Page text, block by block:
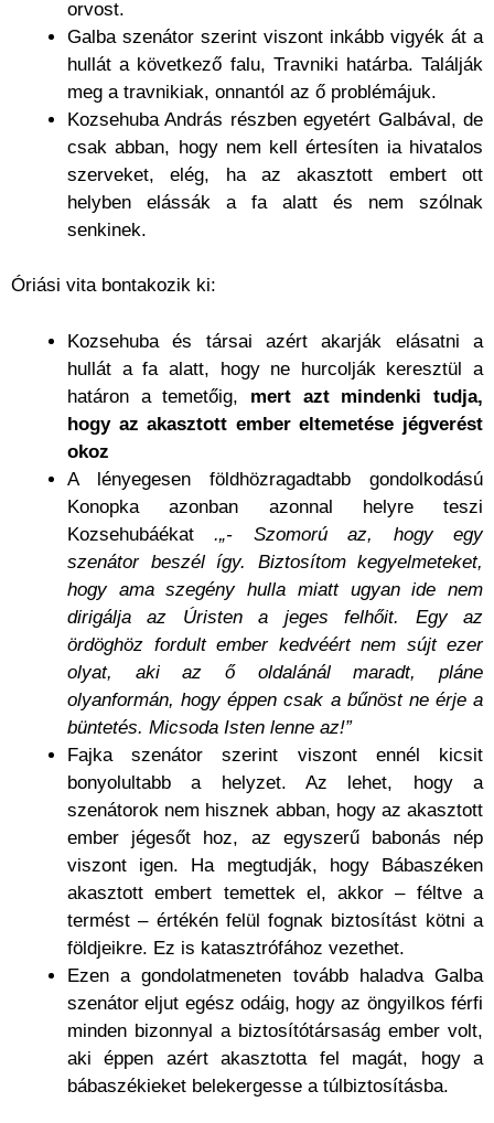
orvost.
Galba szenátor szerint viszont inkább vigyék át a
hullát a következő falu, Travniki határba. Találják
meg a travnikiak, onnantól az ő problémájuk.
Kozsehuba András részben egyetért Galbával, de
csak abban, hogy nem kell értesíten ia hivatalos
szerveket, elég, ha az akasztott embert ott
helyben elássák a fa alatt és nem szólnak
senkinek.
Óriási vita bontakozik ki:
Kozsehuba és társai azért akarják elásatni a
hullát a fa alatt, hogy ne hurcolják keresztül a
határon a temetőig, mert azt mindenki tudja,
hogy az akasztott ember eltemetése jégverést
okoz
A lényegesen földhözragadtabb gondolkodású
Konopka azonban azonnal helyre teszi
Kozsehubáékat.„- Szomorú az, hogy egy
szenátor beszél így. Biztosítom kegyelmeteket,
hogy ama szegény hulla miatt ugyan ide nem
dirigálja az Úristen a jeges felhőit. Egy az
ördöghöz fordult ember kedvéért nem sújt ezer
olyat, aki az ő oldalánál maradt, pláne
olyanformán, hogy éppen csak a bűnöst ne érje a
büntetés. Micsoda Isten lenne az!”
Fajka szenátor szerint viszont ennél kicsit
bonyolultabb a helyzet. Az lehet, hogy a
szenátorok nem hisznek abban, hogy az akasztott
ember jégesőt hoz, az egyszerű babonás nép
viszont igen. Ha megtudják, hogy Bábaszéken
akasztott embert temettek el, akkor – féltve a
termést – értékén felül fognak biztosítást kötni a
földjeikre. Ez is katasztrófához vezethet.
Ezen a gondolatmeneten tovább haladva Galba
szenátor eljut egész odáig, hogy az öngyilkos férfi
minden bizonnyal a biztosítótársaság ember volt,
aki éppen azért akasztotta fel magát, hogy a
bábaszékieket belekergesse a túlbiztosításba.